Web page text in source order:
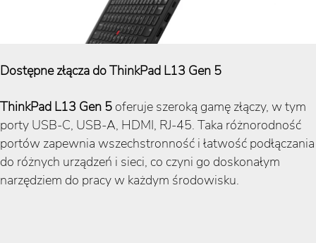
Dostępne złącza do ThinkPad L13 Gen 5
ThinkPad L13 Gen 5 oferuje szeroką gamę złączy, w tym
porty USB-C, USB-A, HDMI, RJ-45. Taka różnorodność
portów zapewnia wszechstronność i łatwość podłączania
do różnych urządzeń i sieci, co czyni go doskonałym
narzędziem do pracy w każdym środowisku.